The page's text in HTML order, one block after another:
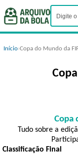
Início›Copa do Mundo da
Copa
Tudo sobre a
Classificação Final